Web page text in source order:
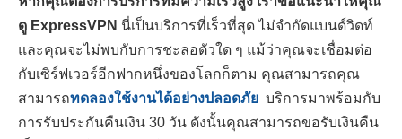
ดู ExpressVPN นี่เป็นบริการที่เร็วที่สุด ไม่จำกัดแบนด์วิดท์
และคุณจะไม่พบกับการชะลอตัวใด ๆ แม้ว่าคุณจะเชื่อมต่อ
กับเซิร์ฟเวอร์อีกฟากหนึ่งของโลกก็ตาม คุณสามารถคุณ
สามารถทดลองใช้งานได้อย่างปลอดภัย บริการมาพร้อมกับ
การรับประกันคืนเงิน 30 วัน ดังนั้นคุณสามารถขอรับเงินคืน